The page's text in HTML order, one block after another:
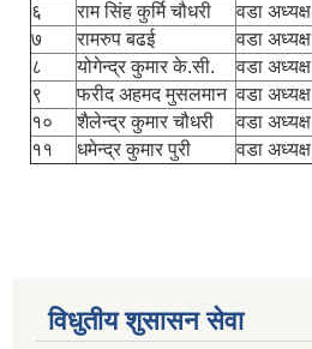
६
राम सिंह कुर्मि चौधरी वडा अध्यक्ष
७
रामरुप बढई वडा अध्यक्ष
८
योगेन्द्र कुमार के.सी. वडा अध्यक्ष
९
फरीद अहमद मुसलमान वडा अध्यक्ष
१०
शैलेन्द्र कुमार चौधरी वडा अध्यक्ष
११
धमेन्द्र कुमार पुरी वडा अध्यक्ष
विधुतीय शुसासन सेवा